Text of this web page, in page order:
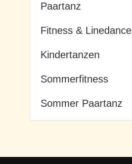
Paartanz
Fitness & Linedance
Kindertanzen
Sommerfitness
Sommer Paartanz